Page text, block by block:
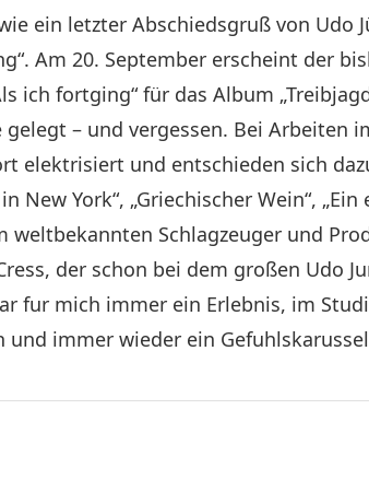
ein letzter Abschiedsgruß von Udo
Am 20. September erscheint der
ich fortging“ für das Album
– und vergessen. Bei Arbeiten
elektrisiert und entschieden sich
New York“, „Griechischer Wein“, „Ein
Schlagzeuger und
der schon bei dem großen Udo
fur mich immer ein Erlebnis, im
immer wieder ein